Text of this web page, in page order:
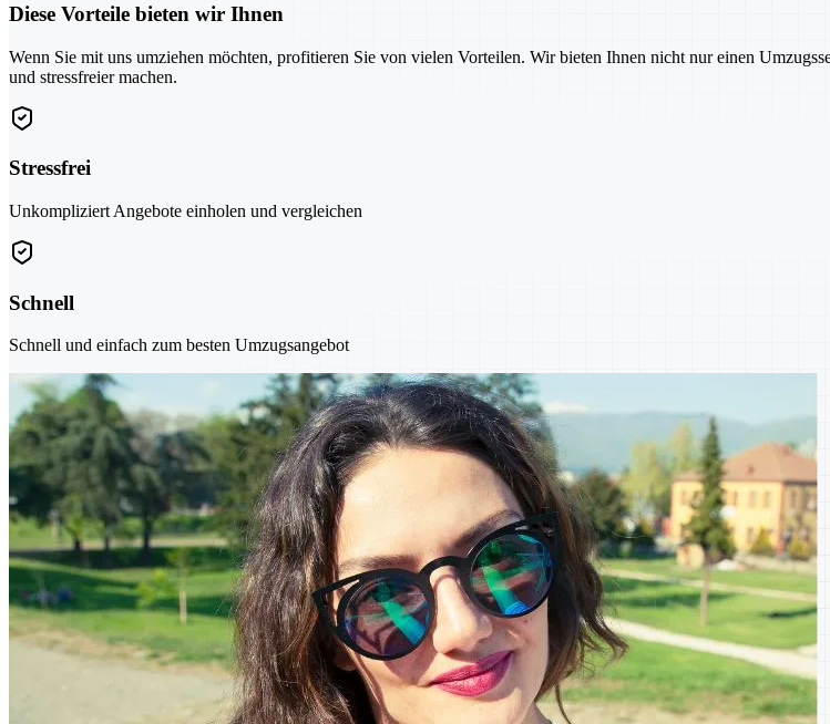
Diese Vorteile bieten wir Ihnen
Wenn Sie mit uns umziehen möchten, profitieren Sie von vielen Vorteilen. Wir bieten Ihnen nicht nur einen
und stressfreier machen.
Stressfrei
Unkompliziert Angebote einholen und vergleichen
Schnell
Schnell und einfach zum besten Umzugsangebot